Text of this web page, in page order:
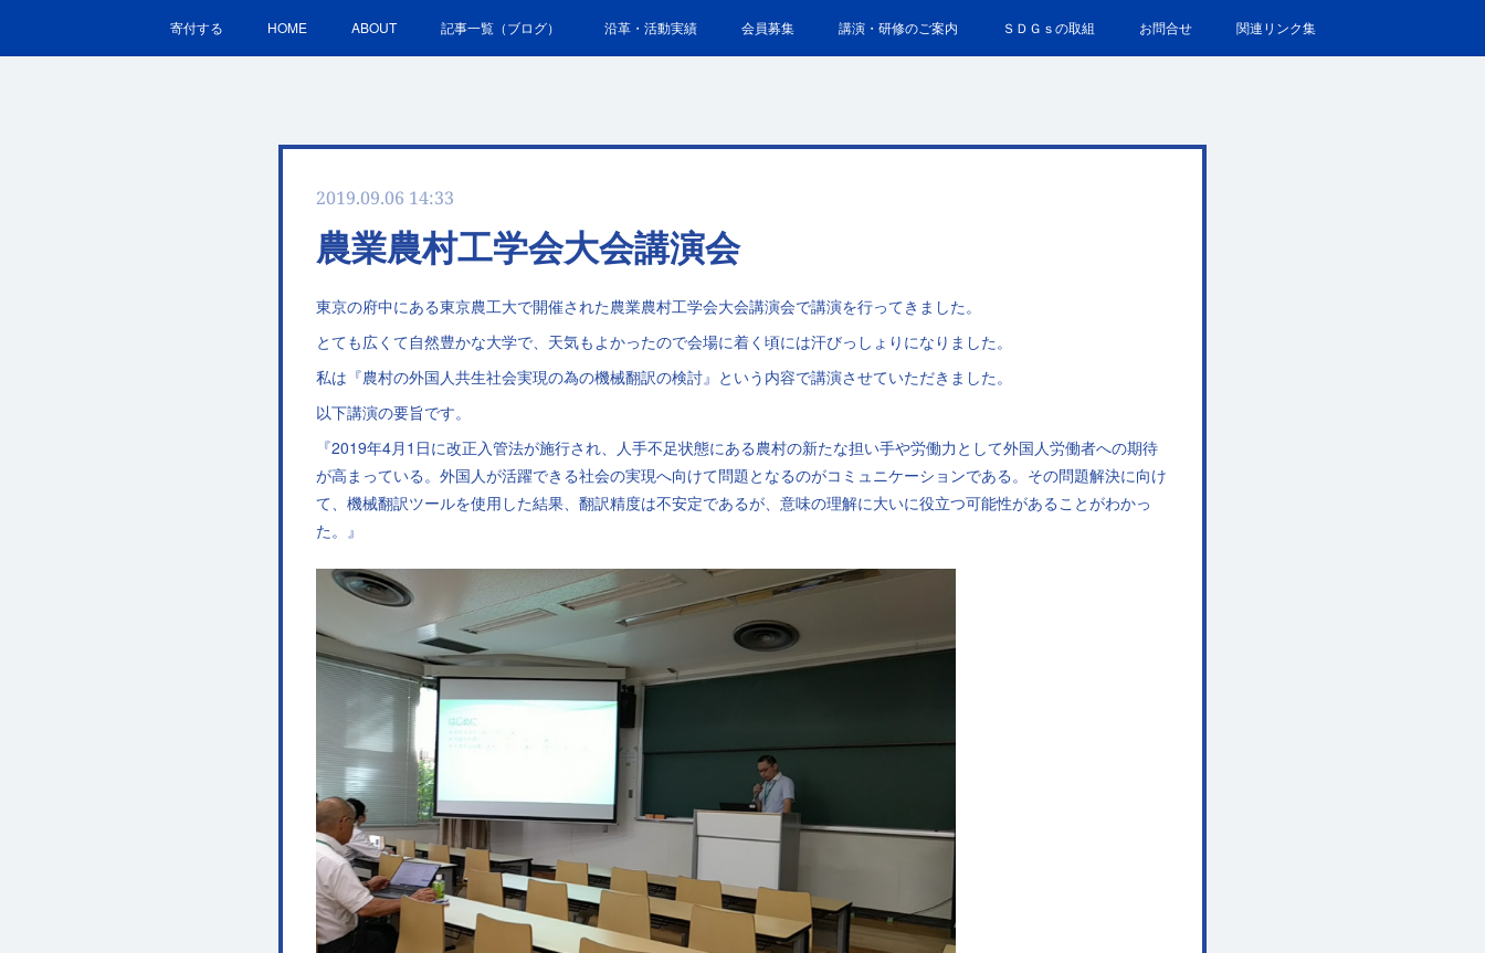
寄付する HOME ABOUT 記事一覧（ブログ） 沿革・活動実績 会員募集 講演・研修のご案内 ＳＤＧｓの取組 お問合せ 関連リンク集
2019.09.06 14:33
農業農村工学会大会講演会
東京の府中にある東京農工大で開催された農業農村工学会大会講演会で講演を行ってきました。
とても広くて自然豊かな大学で、天気もよかったので会場に着く頃には汗びっしょりになりました。
私は『農村の外国人共生社会実現の為の機械翻訳の検討』という内容で講演させていただきました。
以下講演の要旨です。
『2019年4月1日に改正入管法が施行され、人手不足状態にある農村の新たな担い手や労働力として外国人労働者への期待
が高まっている。外国人が活躍できる社会の実現へ向けて問題となるのがコミュニケーションである。その問題解決に向け
て、機械翻訳ツールを使用した結果、翻訳精度は不安定であるが、意味の理解に大いに役立つ可能性があることがわかっ
た。』